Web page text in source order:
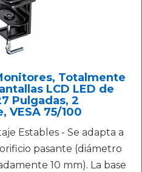
Totalmente
LCD LED de
Pulgadas, 2
VESA 75/100
Estables - Se adapta a
pasante (diámetro
10 mm). La base